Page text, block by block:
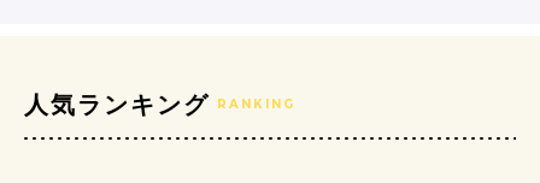
人気ランキング RANKING